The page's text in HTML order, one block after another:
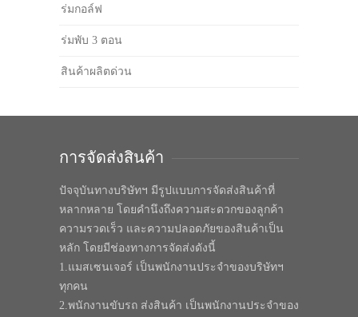
ร่มกอล์ฟ
ร่มพับ 3 ตอน
สินค้าผลิตด่วน
การจัดส่งสินค้า
ปัจจุบันทางบริษัทฯ มีรูปแบบการจัดส่งสินค้าที่
หลากหลาย โดยคำนึงถึงความสะดวกของลูกค้า
ความรวดเร็ว และความปลอดภัยของสินค้าเป็น
หลัก โดยมีช่องทางการจัดส่งดังนี้
1.แมสเซนเจอร์ เป็นพนักงานประจำของบริษัทฯ
ทุกคน
2.พนักงานขับรถ ส่งสินค้า เป็นพนักงานประจำของ